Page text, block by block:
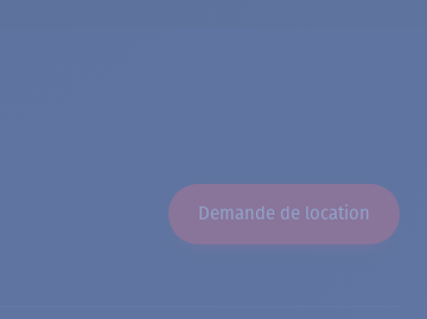
Demande de location